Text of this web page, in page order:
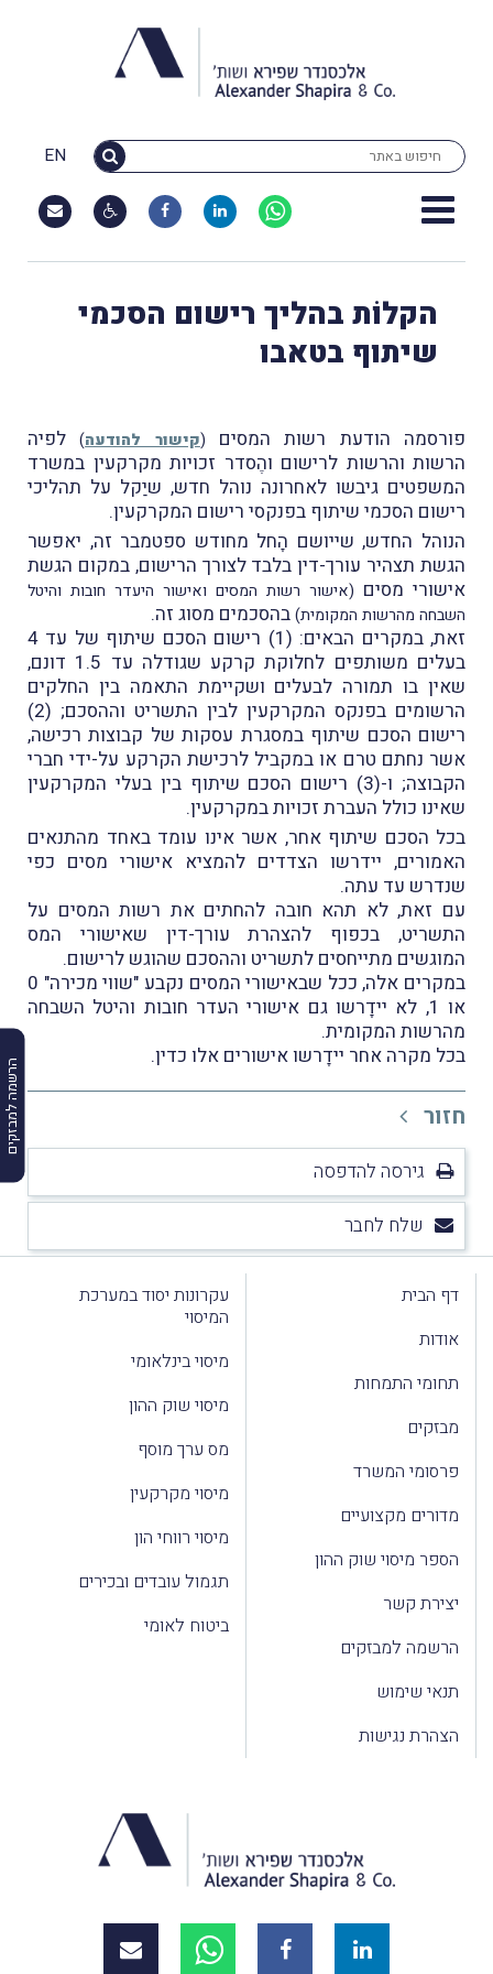
EN
הרשמה למבזקים
הקלוֹת בהליך רישום הסכמי
שיתוף בטאבו
פורסמה הודעת רשות המסים (קישור להודעה)לפיה
הרשות והרשות לרישום והֶסדר זכויות מקרקעין במשרד
המשפטים גיבשו לאחרונה נוהל חדש, שיַקל על תהליכי
רישום הסכמי שיתוף בפנקסי רישום המקרקעין.
הנוהל החדש, שייושם הָחל מחודש ספטמבר זה, יאפשר
הגשת תצהיר עורך-דין בלבד לצורך הרישום, במקום הגשת
אישורי מסים (אישור רשות המסים ואישור היעדר חובות והיטל
השבחה מהרשות המקומית)בהסכמים מסוג זה.
זאת, במקרים הבאים: (1) רישום הסכם שיתוף של עד 4
בעלים משותפים לחלוקת קרקע שגודלה עד 1.5 דונם,
שאין בו תמורה לבעלים ושקיימת התאמה בין החלקים
הרשומים בפנקס המקרקעין לבין התשריט וההסכם; (2)
רישום הסכם שיתוף במסגרת עסקות של קבוצות רכישה,
אשר נחתם טרם או במקביל לרכישת הקרקע על-ידי חברי
הקבוצה; ו-(3) רישום הסכם שיתוף בין בעלי המקרקעין
שאינו כולל העברת זכויות במקרקעין.
בכל הסכם שיתוף אחר, אשר אינו עומד באחד מהתנאים
האמורים, יידרשו הצדדים להמציא אישורי מסים כפי
שנדרש עד עתה.
עם זאת, לא תהא חובה להחתים את רשות המסים על
התשריט, בכפוף להצהרת עורך-דין שאישורי המס
המוגשים מתייחסים לתשריט וההסכם שהוגש לרישום.
במקרים אלה, ככל שבאישורי המסים נקבע "שווי מכירה" 0
או 1, לא יידָרשו גם אישורי העדר חובות והיטל השבחה
מהרשות המקומית.
בכל מקרה אחר יידָרשו אישורים אלו כדין.
חזור
גירסה להדפסה
שלח לחבר
דף הבית
אודות
תחומי התמחות
מבזקים
פרסומי המשרד
מדורים מקצועיים
הספר מיסוי שוק ההון
יצירת קשר
הרשמה למבזקים
תנאי שימוש
הצהרת נגישות
עקרונות יסוד במערכת
המיסוי
מיסוי בינלאומי
מיסוי שוק ההון
מס ערך מוסף
מיסוי מקרקעין
מיסוי רווחי הון
תגמול עובדים ובכירים
ביטוח לאומי